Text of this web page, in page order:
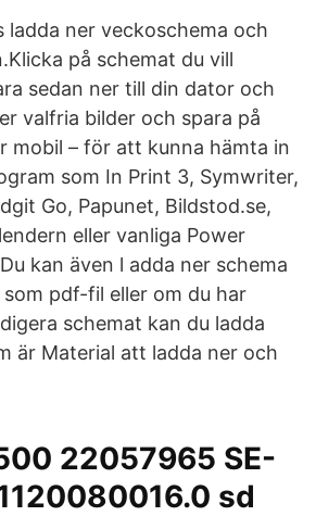
ladda ner veckoschema och
på schemat du vill
sedan ner till din dator och
valfria bilder och spara på
mobil – för att kunna hämta in
som In Print 3, Symwriter,
Go, Papunet, Bildstod.se,
eller vanliga Power
kan även l adda ner schema
pdf-fil eller om du har
schemat kan du ladda
är Material att ladda ner och
22057965 SE-
sd